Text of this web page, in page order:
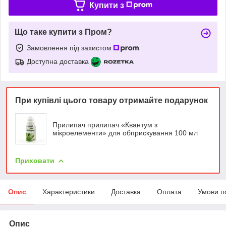
Купити з
Що таке купити з Пром?
Замовлення під захистом
Доступна доставка
При купівлі цього товару отримайте подарунок
Прилипач прилипач «Квантум з
мікроелементи» для обприскування 100 мл
Приховати
Опис Характеристики Доставка Оплата Умови
Опис